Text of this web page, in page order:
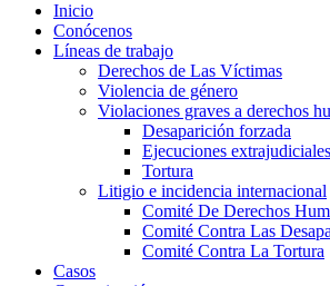
Inicio
Conócenos
Líneas de trabajo
Derechos de Las Víctimas
Violencia de género
Violaciones graves a derechos
Desaparición forzada​
Ejecuciones extrajudiciales
Tortura
Litigio e incidencia internacional
Comité De Derechos
Comité Contra Las
Comité Contra La Tortura​
Casos